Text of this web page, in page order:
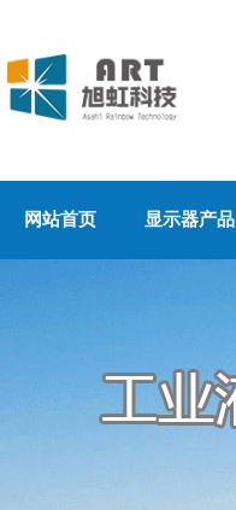
网站首页 显示器产品